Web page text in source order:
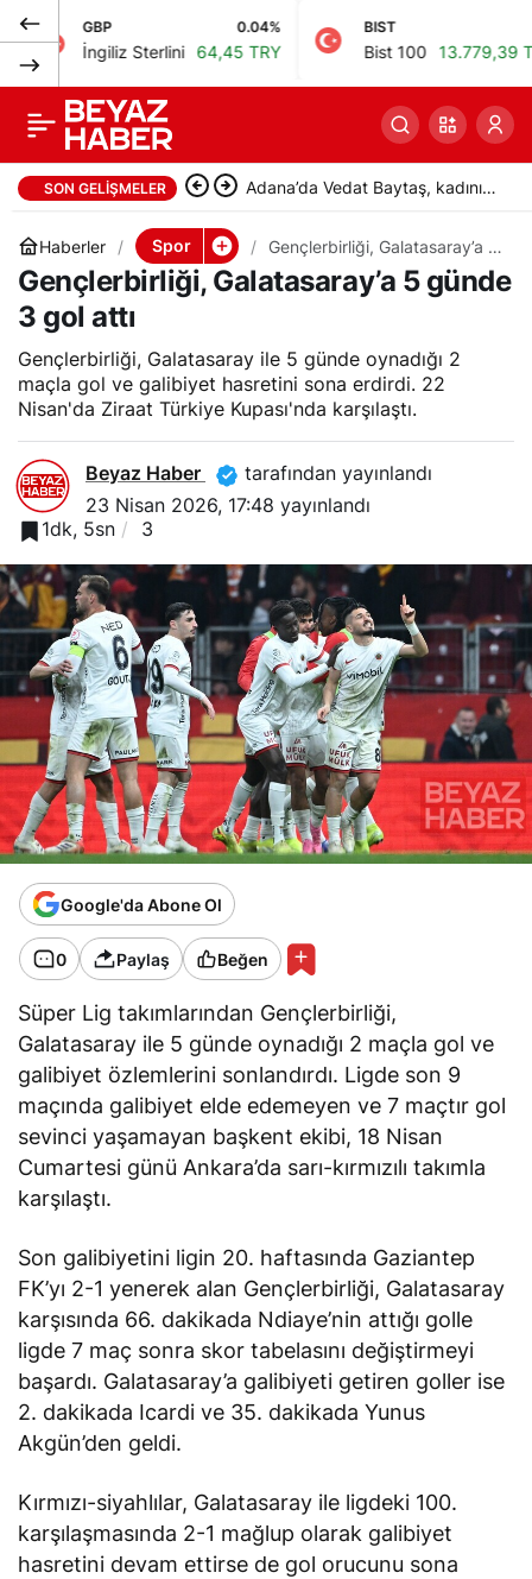
Sterlini 64,45 TRY
BIST
Bist 100 13.779,39 TRY
SON GELIŞMELER Adana’da Vedat Baytaş, kadını
iddia etti
Haberler Spor
Gençlerbirliği, Galatasaray’a 5
günde 3 gol attı
Gençlerbirliği, Galatasaray’a 5 günde
3 gol attı
Gençlerbirliği, Galatasaray ile 5 günde oynadığı 2
maçla gol ve galibiyet hasretini sona erdirdi. 22
Nisan'da Ziraat Türkiye Kupası'nda karşılaştı.
Beyaz Haber
tarafından yayınlandı
23 Nisan 2026, 17:48 yayınlandı
1dk, 5sn
3
Google'da Abone Ol
0 Paylaş Beğen
Süper Lig takımlarından Gençlerbirliği,
Galatasaray ile 5 günde oynadığı 2 maçla gol ve
galibiyet özlemlerini sonlandırdı. Ligde son 9
maçında galibiyet elde edemeyen ve 7 maçtır gol
sevinci yaşamayan başkent ekibi, 18 Nisan
Cumartesi günü Ankara’da sarı-kırmızılı takımla
karşılaştı.
Son galibiyetini ligin 20. haftasında Gaziantep
FK’yı 2-1 yenerek alan Gençlerbirliği, Galatasaray
karşısında 66. dakikada Ndiaye’nin attığı golle
ligde 7 maç sonra skor tabelasını değiştirmeyi
başardı. Galatasaray’a galibiyeti getiren goller ise
2. dakikada Icardi ve 35. dakikada Yunus
Akgün’den geldi.
Kırmızı-siyahlılar, Galatasaray ile ligdeki 100.
karşılaşmasında 2-1 mağlup olarak galibiyet
hasretini devam ettirse de gol orucunu sona
Barcelona’nın Lamine
Yamal’ı sezonu
kapattı, sakatlık
nedeniyle forma
giyemeyecek